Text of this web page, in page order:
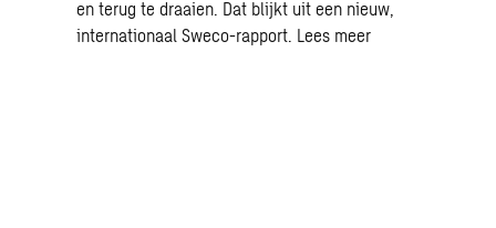
en terug te draaien. Dat blijkt uit een nieuw,
internationaal Sweco-rapport. Lees meer